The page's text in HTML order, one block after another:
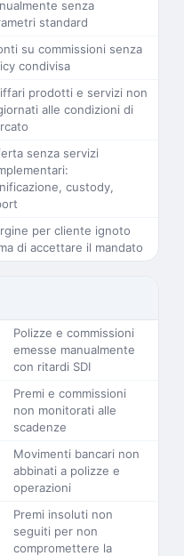
senza
standard
su commissioni senza
condivisa
prodotti e servizi non
alle condizioni di
senza servizi
custody,
per cliente ignoto
di accettare il mandato
Polizze e commissioni
emesse manualmente
con ritardi SDI
Premi e commissioni
non monitorati alle
scadenze
Movimenti bancari non
abbinati a polizze e
operazioni
Premi insoluti non
seguiti per non
compromettere la